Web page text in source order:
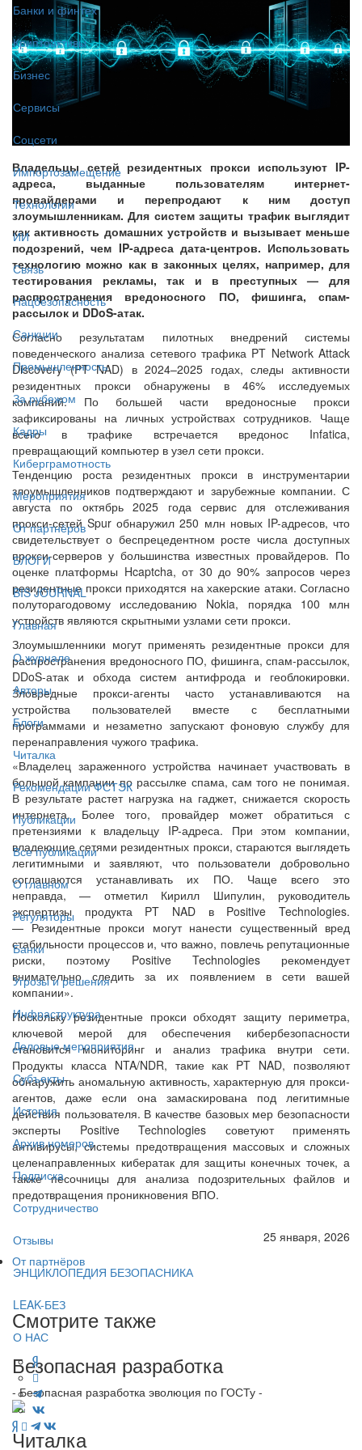
Банки и финтех
Криптоактивы
Бизнес
Сервисы
Соцсети
Импортозамещение
Технологии
ИИ
Связь
Нацбезопасность
Санкции
Промышленность
За рубежом
Кадры
Киберграмотность
Мероприятия
От партнёров
БЛОГИ
BIS JOURNAL
Главная
О журнале
Авторы
Блоги
Читалка
Рекомендации ФСТЭК
Публикации
Все публикации
О главном
Регуляторы
Банки
Угрозы и решения
Инфраструктура
Деловые мероприятия
Субъекты
История
Архив номеров
Подписка
Сотрудничество
Отзывы
ЭНЦИКЛОПЕДИЯ БЕЗОПАСНИКА
LEAK-БЕЗ
О НАС
Владельцы сетей резидентных прокси используют IP-
адреса, выданные пользователям интернет-
провайдерами и перепродают к ним доступ
злоумышленникам. Для систем защиты трафик выглядит
как активность домашних устройств и вызывает меньше
подозрений, чем IP-адреса дата-центров. Использовать
технологию можно как в законных целях, например, для
тестирования рекламы, так и в преступных — для
распространения вредоносного ПО, фишинга, спам-
рассылок и DDoS-атак.
Согласно результатам пилотных внедрений системы
поведенческого анализа сетевого трафика PT Network Attack
Discovery (PT NAD) в 2024–2025 годах, следы активности
резидентных прокси обнаружены в 46% исследуемых
компаний. По большей части вредоносные прокси
зафиксированы на личных устройствах сотрудников. Чаще
всего в трафике встречается вредонос Infatica,
превращающий компьютер в узел сети прокси.
Тенденцию роста резидентных прокси в инструментарии
злоумышленников подтверждают и зарубежные компании. С
августа по октябрь 2025 года сервис для отслеживания
прокси-сетей Spur обнаружил 250 млн новых IP-адресов, что
свидетельствует о беспрецедентном росте числа доступных
прокси-серверов у большинства известных провайдеров. По
оценке платформы Hcaptcha, от 30 до 90% запросов через
резидентные прокси приходятся на хакерские атаки. Согласно
полуторагодовому исследованию Nokia, порядка 100 млн
устройств являются скрытными узлами сети прокси.
Злоумышленники могут применять резидентные прокси для
распространения вредоносного ПО, фишинга, спам-рассылок,
DDoS-атак и обхода систем антифрода и геоблокировки.
Зловредные прокси-агенты часто устанавливаются на
устройства пользователей вместе с бесплатными
программами и незаметно запускают фоновую службу для
перенаправления чужого трафика.
«Владелец зараженного устройства начинает участвовать в
большой кампании по рассылке спама, сам того не понимая.
В результате растет нагрузка на гаджет, снижается скорость
интернета. Более того, провайдер может обратиться с
претензиями к владельцу IP-адреса. При этом компании,
владеющие сетями резидентных прокси, стараются выглядеть
легитимными и заявляют, что пользователи добровольно
соглашаются устанавливать их ПО. Чаще всего это
неправда, — отметил Кирилл Шипулин, руководитель
экспертизы продукта PT NAD в Positive Technologies.
— Резидентные прокси могут нанести существенный вред
стабильности процессов и, что важно, повлечь репутационные
риски, поэтому Positive Technologies рекомендует
внимательно следить за их появлением в сети вашей
компании».
Поскольку резидентные прокси обходят защиту периметра,
ключевой мерой для обеспечения кибербезопасности
становится мониторинг и анализ трафика внутри сети.
Продукты класса NTA/NDR, такие как PT NAD, позволяют
обнаружить аномальную активность, характерную для прокси-
агентов, даже если она замаскирована под легитимные
действия пользователя. В качестве базовых мер безопасности
эксперты Positive Technologies советуют применять
антивирусы, системы предотвращения массовых и сложных
целенаправленных кибератак для защиты конечных точек, а
также песочницы для анализа подозрительных файлов и
предотвращения проникновения ВПО.
25 января, 2026
От партнёров
Смотрите также
Безопасная разработка
- Безопасная разработка эволюция по ГОСТу -
Читалка